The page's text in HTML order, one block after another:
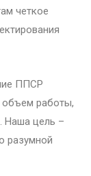
четкое
ППСР
объем работы,
Наша цель –
разумной